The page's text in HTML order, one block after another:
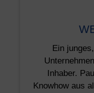
Ein
Inhaber.
Knowhow aus